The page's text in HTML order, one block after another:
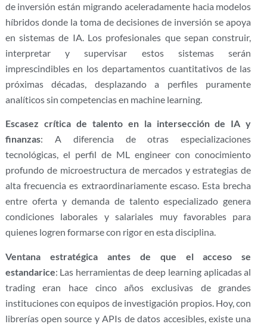
de inversión están migrando aceleradamente hacia modelos
híbridos donde la toma de decisiones de inversión se apoya
en sistemas de IA. Los profesionales que sepan construir,
interpretar y supervisar estos sistemas serán
imprescindibles en los departamentos cuantitativos de las
próximas décadas, desplazando a perfiles puramente
analíticos sin competencias en machine learning.
Escasez crítica de talento en la intersección de IA y
finanzas: A diferencia de otras especializaciones
tecnológicas, el perfil de ML engineer con conocimiento
profundo de microestructura de mercados y estrategias de
alta frecuencia es extraordinariamente escaso. Esta brecha
entre oferta y demanda de talento especializado genera
condiciones laborales y salariales muy favorables para
quienes logren formarse con rigor en esta disciplina.
Ventana estratégica antes de que el acceso se
estandarice: Las herramientas de deep learning aplicadas al
trading eran hace cinco años exclusivas de grandes
instituciones con equipos de investigación propios. Hoy, con
librerías open source y APIs de datos accesibles, existe una